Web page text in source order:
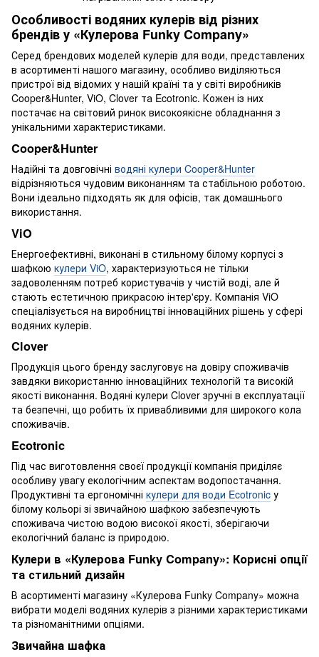
Особливості водяних кулерів від різних
брендів у «Кулерова Funky Company»
Серед брендових моделей кулерів для води, представлених
в асортименті нашого магазину, особливо виділяються
пристрої від відомих у нашій країні та у світі виробників
Cooper&Hunter, ViO, Clover та Ecotronic. Кожен із них
постачає на світовий ринок високоякісне обладнання з
унікальними характеристиками.
Cooper&Hunter
Надійні та довговічні водяні кулери Cooper&Hunter
відрізняються чудовим виконанням та стабільною роботою.
Вони ідеально підходять як для офісів, так домашнього
використання.
ViO
Енергоефективні, виконані в стильному білому корпусі з
шафкою кулери ViO, характеризуються не тільки
задоволенням потреб користувачів у чистій воді, але й
стають естетичною прикрасою інтер'єру. Компанія ViO
спеціалізується на виробництві інноваційних рішень у сфері
водяних кулерів.
Clover
Продукція цього бренду заслуговує на довіру споживачів
завдяки використанню інноваційних технологій та високій
якості виконання. Водяні кулери Clover зручні в експлуатації
та безпечні, що робить їх привабливими для широкого кола
споживачів.
Ecotronic
Під час виготовлення своєї продукції компанія приділяє
особливу увагу екологічним аспектам водопостачання.
Продуктивні та ергономічні кулери для води Ecotronic у
білому кольорі зі звичайною шафкою забезпечують
споживача чистою водою високої якості, зберігаючи
екологічний баланс із природою.
Кулери в «Кулерова Funky Company»: Корисні опції
та стильний дизайн
В асортименті магазину «Кулерова Funky Company» можна
вибрати моделі водяних кулерів з різними характеристиками
та різноманітними опціями.
Звичайна шафка